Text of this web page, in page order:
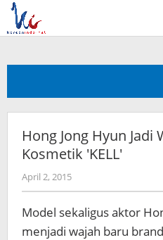
Skip
content
Hong Jong Hyun Jadi
Kosmetik 'KELL'
April 2, 2015by
Koreanindo
Model sekaligus aktor
menjadi wajah baru brand